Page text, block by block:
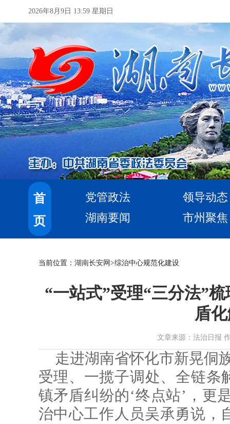
2026年8月9日 13:59 星期日
首
页
党管政法
领导动态
湖南要闻
市州聚焦
当前位置： 湖南长安网 >综治中心规范化建设
“一站式”受理“三分法”
盾
文章来源：法治日报
走进湖南省怀化市新晃侗
受理、一揽子调处、全链条
镇矛盾纠纷的‘终点站’，更
治中心工作人员吴承勇说，